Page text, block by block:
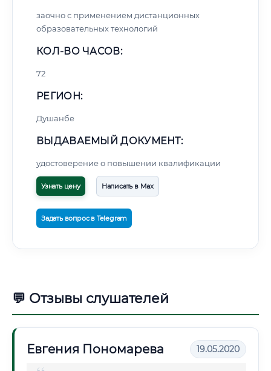
заочно с применением дистанционных
образовательных технологий
КОЛ-ВО ЧАСОВ:
72
РЕГИОН:
Душанбе
ВЫДАВАЕМЫЙ ДОКУМЕНТ:
удостоверение о повышении квалификации
Узнать цену Написать в Max
Задать вопрос в Telegram
💬 Отзывы слушателей
Евгения Пономарева 19.05.2020